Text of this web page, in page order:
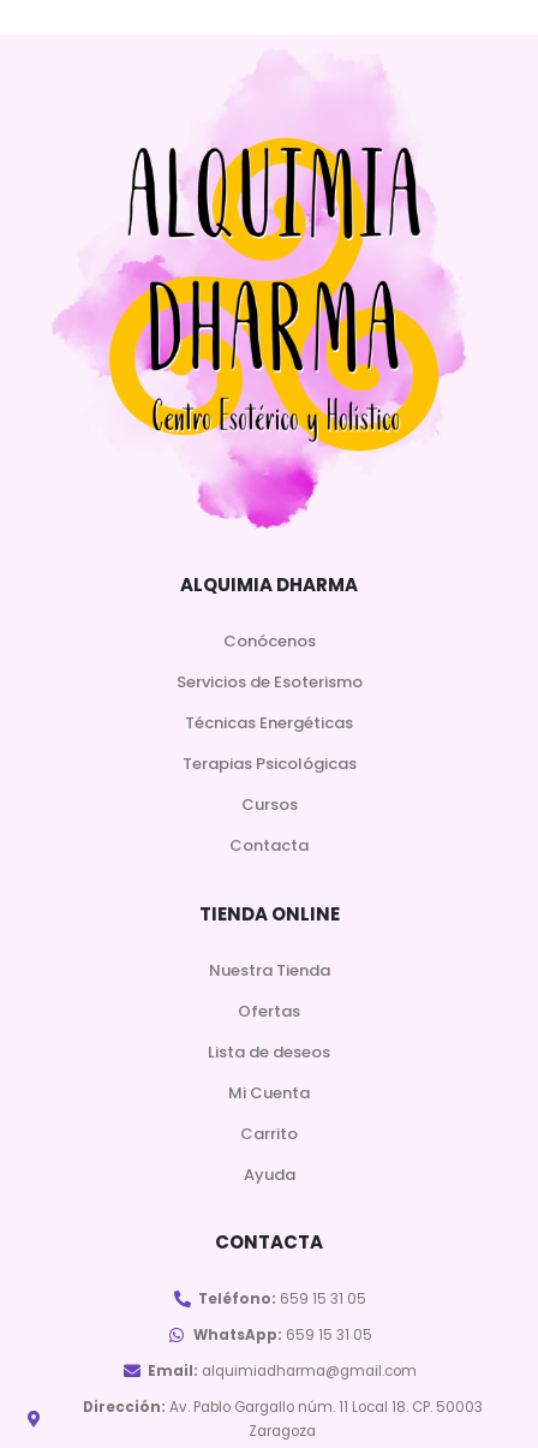
ALQUIMIA DHARMA
Conócenos
Servicios de Esoterismo
Técnicas Energéticas
Terapias Psicológicas
Cursos
Contacta
TIENDA ONLINE
Nuestra Tienda
Ofertas
Lista de deseos
Mi Cuenta
Carrito
Ayuda
CONTACTA
Teléfono: 659 15 31 05
WhatsApp: 659 15 31 05
Email: alquimiadharma@gmail.com
Dirección: Av. Pablo Gargallo núm. 11 Local 18. CP. 50003
Zaragoza